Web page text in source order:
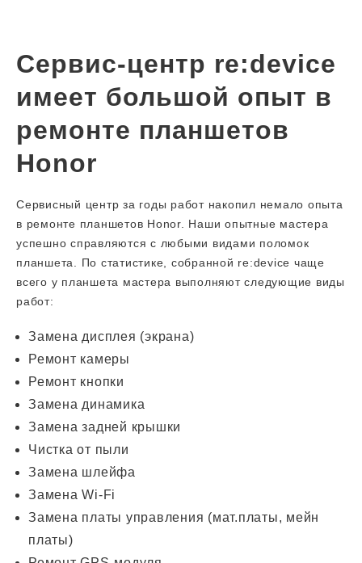
Сервис-центр re:device
имеет большой опыт в
ремонте планшетов
Honor
Сервисный центр за годы работ накопил немало опыта
в ремонте планшетов Honor. Наши опытные мастера
успешно справляются с любыми видами поломок
планшета. По статистике, собранной re:device чаще
всего у планшета мастера выполняют следующие виды
работ:
Замена дисплея (экрана)
Ремонт камеры
Ремонт кнопки
Замена динамика
Замена задней крышки
Чистка от пыли
Замена шлейфа
Замена Wi-Fi
Замена платы управления (мат.платы, мейн
платы)